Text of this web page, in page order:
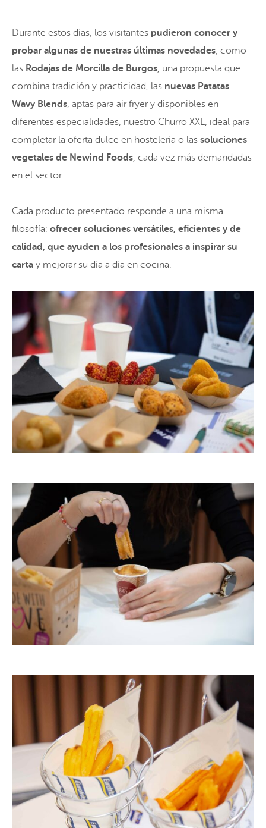
Durante estos días, los visitantes pudieron conocer y
probar algunas de nuestras últimas novedades, como
las Rodajas de Morcilla de Burgos, una propuesta que
combina tradición y practicidad, las nuevas Patatas
Wavy Blends, aptas para air fryer y disponibles en
diferentes especialidades, nuestro Churro XXL, ideal para
completar la oferta dulce en hostelería o las soluciones
vegetales de Newind Foods, cada vez más demandadas
en el sector.
Cada producto presentado responde a una misma
filosofía: ofrecer soluciones versátiles, eficientes y de
calidad, que ayuden a los profesionales a inspirar su
carta y mejorar su día a día en cocina.